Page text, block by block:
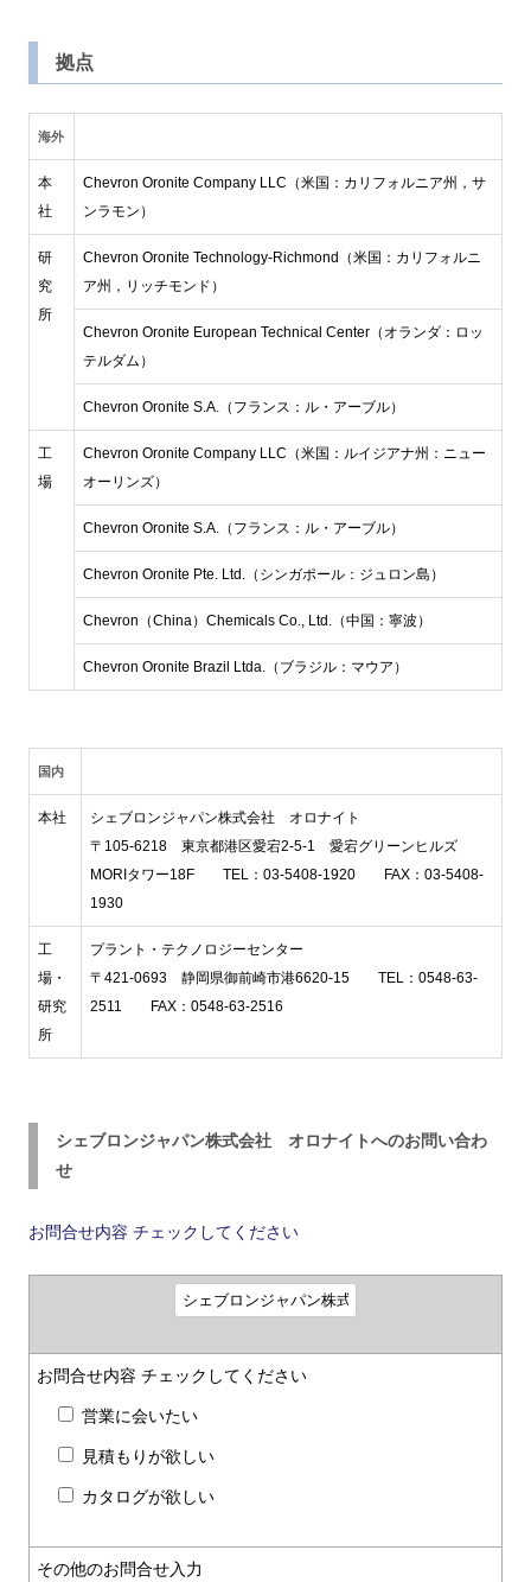
拠点
海外
本
社
Chevron Oronite Company LLC（米国：カリフォルニア州，サ
ンラモン）
研
究
所
Chevron Oronite Technology-Richmond（米国：カリフォルニ
ア州，リッチモンド）
Chevron Oronite European Technical Center（オランダ：ロッ
テルダム）
Chevron Oronite S.A.（フランス：ル・アーブル）
工
場
Chevron Oronite Company LLC（米国：ルイジアナ州：ニュー
オーリンズ）
Chevron Oronite S.A.（フランス：ル・アーブル）
Chevron Oronite Pte. Ltd.（シンガポール：ジュロン島）
Chevron（China）Chemicals Co., Ltd.（中国：寧波）
Chevron Oronite Brazil Ltda.（ブラジル：マウア）
国内
本社
シェブロンジャパン株式会社 オロナイト
〒105-6218 東京都港区愛宕2-5-1 愛宕グリーンヒルズ
MORIタワー18F TEL：03-5408-1920 FAX：03-5408-
1930
工
場・
研究
所
プラント・テクノロジーセンター
〒421-0693 静岡県御前崎市港6620-15 TEL：0548-63-
2511 FAX：0548-63-2516
シェブロンジャパン株式会社 オロナイトへのお問い合わ
せ
お問合せ内容 チェックしてください
お問合せ内容 チェックしてください
営業に会いたい
見積もりが欲しい
カタログが欲しい
その他のお問合せ入力